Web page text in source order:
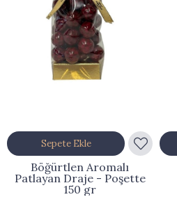
Böğürtlen Aromalı
Patlayan Draje - Poşette
150 gr
Sepete Ekle